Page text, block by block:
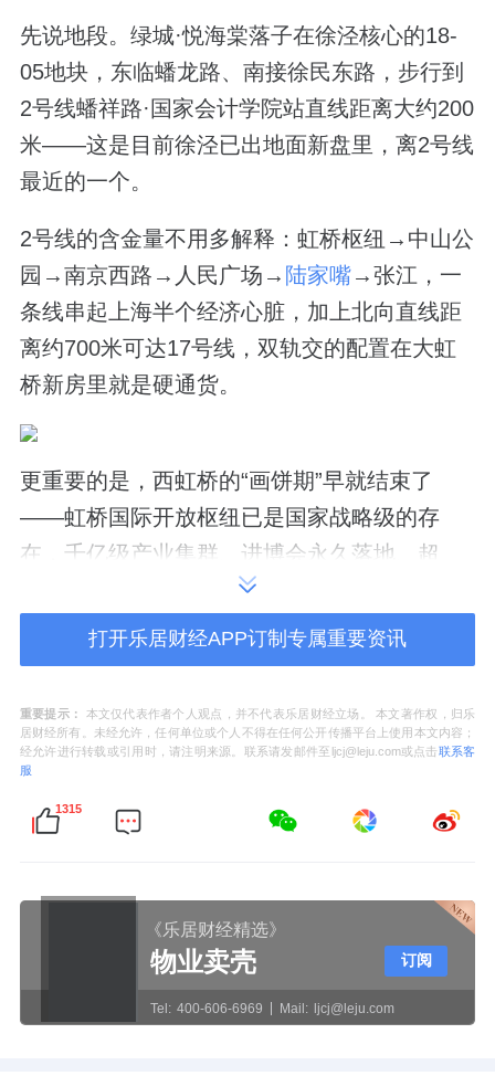
先说地段。绿城·悦海棠落子在徐泾核心的18-
05地块，东临蟠龙路、南接徐民东路，步行到
2号线蟠祥路·国家会计学院站直线距离大约200
米——这是目前徐泾已出地面新盘里，离2号线
最近的一个。
2号线的含金量不用多解释：虹桥枢纽→中山公
园→南京西路→人民广场→ 陆家嘴→张江，一
条线串起上海半个经济心脏，加上北向直线距
离约700米可达17号线，双轨交的配置在大虹
桥新房里就是硬通货。
更重要的是，西虹桥的“画饼期”早就结束了
——虹桥国际开放枢纽已是国家战略级的存
在，千亿级产业集群、进博会永久落地、超
300家企业总部入驻，配套的兑现程度（蟠龙
天地、首位奥特莱斯、华山医院虹桥院区等）
肉眼可见。买在这里，买的不是预期，而是已
绿城在这个节点杀回徐泾，而且还是时隔两年
定性”。
抬板住区，是这几年非常热门的社区创新形
式，而悦海棠正是绿城在上海打造的第一个抬
板住区，并且是全域抬板，相较于局部抬升，
打开乐居财经APP订制专属重要资讯
重要提示：
本文仅代表作者个人观点，并不代表乐居财经立场。 本文著作权，归乐
居财经所有。未经允许，任何单位或个人不得在任何公开传播平台上使用本文内容；
经允许进行转载或引用时，请注明来源。联系请发邮件至ljcj@leju.com或点击联系客
服
1315
《乐居财经精选》
物业卖壳
Tel: 400-606-6969 Mail: ljcj@leju.com
订阅